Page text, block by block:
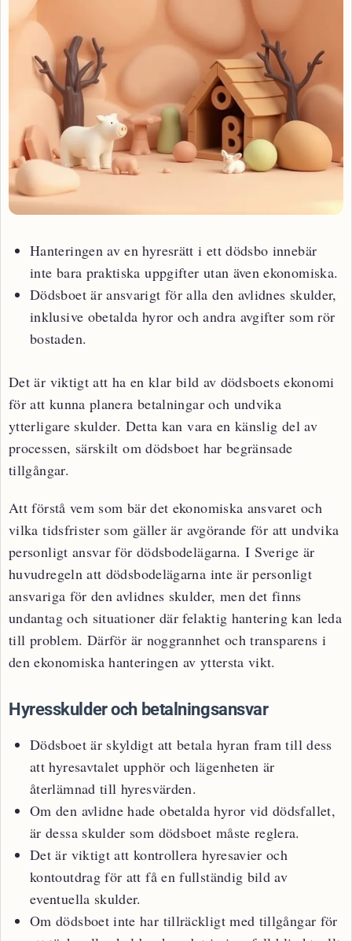
Hanteringen av en hyresrätt i ett dödsbo innebär
inte bara praktiska uppgifter utan även ekonomiska.
Dödsboet är ansvarigt för alla den avlidnes skulder,
inklusive obetalda hyror och andra avgifter som rör
bostaden.
Det är viktigt att ha en klar bild av dödsboets ekonomi
för att kunna planera betalningar och undvika
ytterligare skulder. Detta kan vara en känslig del av
processen, särskilt om dödsboet har begränsade
tillgångar.
Att förstå vem som bär det ekonomiska ansvaret och
vilka tidsfrister som gäller är avgörande för att undvika
personligt ansvar för dödsbodelägarna. I Sverige är
huvudregeln att dödsbodelägarna inte är personligt
ansvariga för den avlidnes skulder, men det finns
undantag och situationer där felaktig hantering kan leda
till problem. Därför är noggrannhet och transparens i
den ekonomiska hanteringen av yttersta vikt.
Hyresskulder och betalningsansvar
Dödsboet är skyldigt att betala hyran fram till dess
att hyresavtalet upphör och lägenheten är
återlämnad till hyresvärden.
Om den avlidne hade obetalda hyror vid dödsfallet,
är dessa skulder som dödsboet måste reglera.
Det är viktigt att kontrollera hyresavier och
kontoutdrag för att få en fullständig bild av
eventuella skulder.
Om dödsboet inte har tillräckligt med tillgångar för